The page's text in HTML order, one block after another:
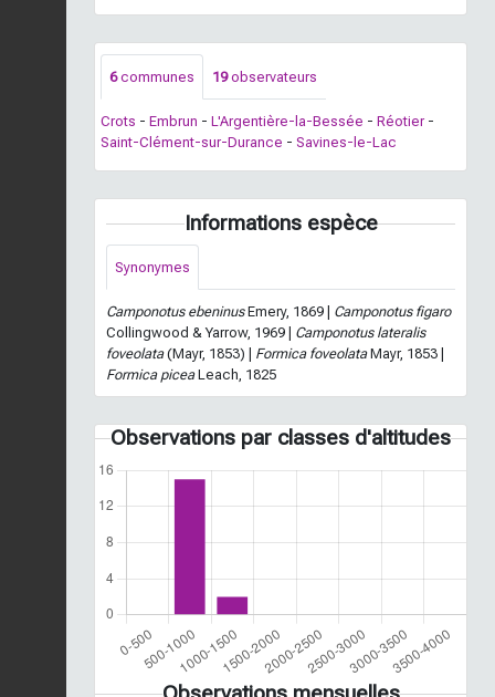
6communes 19observateurs
Crots - Embrun - L'Argentière-la-Bessée - Réotier -
Saint-Clément-sur-Durance - Savines-le-Lac
Informations espèce
Synonymes
Camponotus ebeninusEmery, 1869 | Camponotus figaro
Collingwood & Yarrow, 1969 | Camponotus lateralis
foveolata(Mayr, 1853) | Formica foveolataMayr, 1853 |
Formica piceaLeach, 1825
Observations par classes d'altitudes